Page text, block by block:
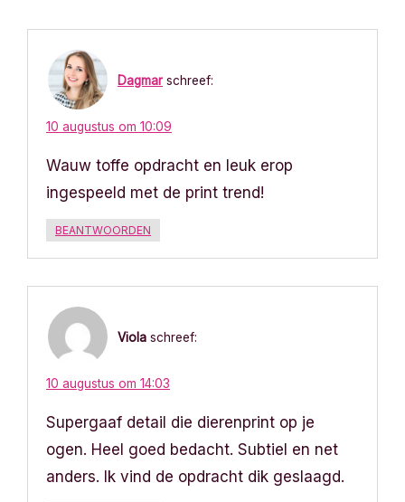
v
i
Dagmar schreef:
10 augustus om 10:09
Wauw toffe opdracht en leuk erop
ingespeeld met de print trend!
BEANTWOORDEN
Viola schreef:
10 augustus om 14:03
Supergaaf detail die dierenprint op je
ogen. Heel goed bedacht. Subtiel en net
anders. Ik vind de opdracht dik geslaagd.